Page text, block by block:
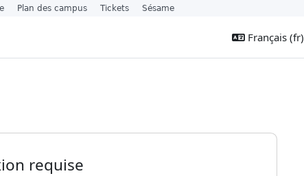
Français ‎(fr)‎
requise
Plan des campus Tickets Sésame